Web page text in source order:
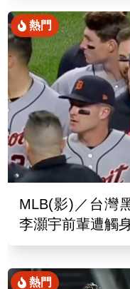
熱門
MLB(影)／台灣
李灝宇前輩遭觸
熱門